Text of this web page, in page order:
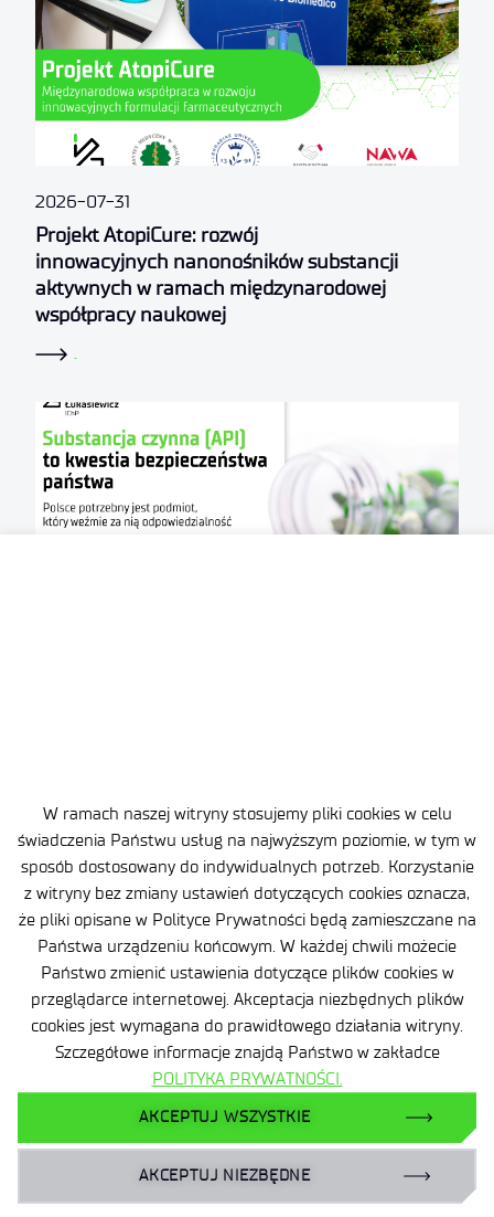
W ramach naszej witryny stosujemy pliki cookies w celu
świadczenia Państwu usług na najwyższym poziomie, w tym w
sposób dostosowany do indywidualnych potrzeb. Korzystanie
z witryny bez zmiany ustawień dotyczących cookies oznacza,
że pliki opisane w Polityce Prywatności będą zamieszczane na
Państwa urządzeniu końcowym. W każdej chwili możecie
Państwo zmienić ustawienia dotyczące plików cookies w
przeglądarce internetowej. Akceptacja niezbędnych plików
cookies jest wymagana do prawidłowego działania witryny.
Szczegółowe informacje znajdą Państwo w zakładce
POLITYKA PRYWATNOŚCI.
AKCEPTUJ WSZYSTKIE
AKCEPTUJ NIEZBĘDNE
Projekt AtopiCure: rozwój
innowacyjnych nanonośników substancji
aktywnych w ramach międzynarodowej
współpracy naukowej
2026-07-31
.
Klauzula informacyjna
Deklaracja dostępności
Polityka prywatności
Zamówienia publiczne
Plan równości płci | GEP
Zgłaszanie naruszeń prawa